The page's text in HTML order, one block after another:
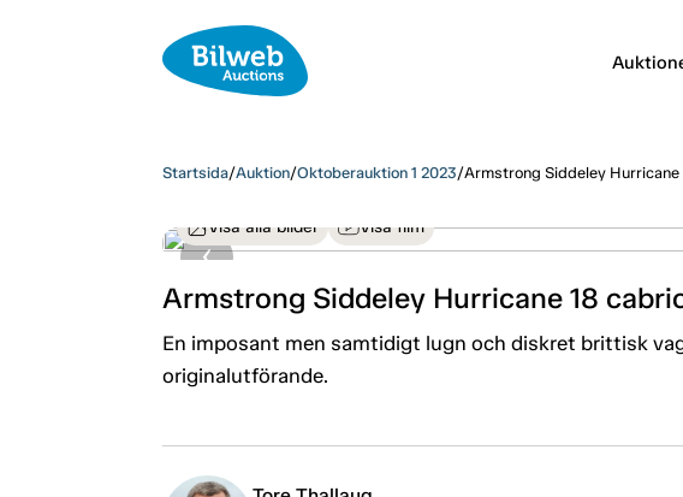
Startsida/Auktion/Oktoberauktion 1 2023/Armstrong Siddeley
Visa alla bilder Visa film
Armstrong Siddeley Hurricane 18
En imposant men samtidigt lugn och diskret brittisk
originalutförande.